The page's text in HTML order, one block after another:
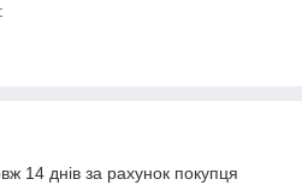
14 днів за рахунок покупця